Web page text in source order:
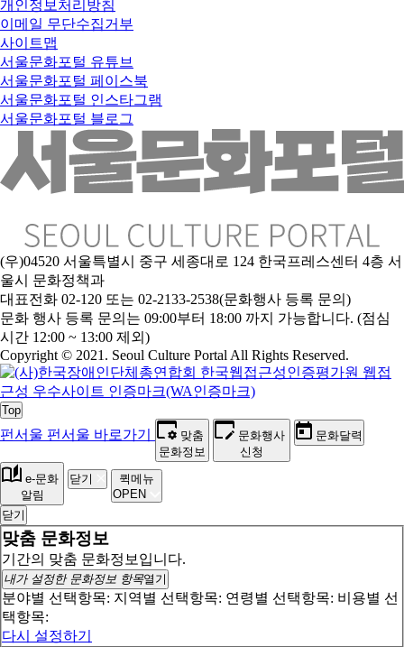
개인정보처리방침
이메일 무단수집거부
사이트맵
서울문화포털 유튜브
서울문화포털 페이스북
서울문화포털 인스타그램
서울문화포털 블로그
(우)04520 서울특별시 중구 세종대로 124 한국프레스센터 4층 서
울시 문화정책과
대표전화 02-120 또는 02-2133-2538(문화행사 등록 문의)
문화 행사 등록 문의는 09:00부터 18:00 까지 가능합니다. (점심
시간 12:00 ~ 13:00 제외)
Copyright © 2021. Seoul Culture Portal All Rights Reserved.
Top
펀서울 펀서울 바로가기
맞춤
문화정보
문화행사
신청
문화달력
e-문화
알림
닫기
퀵메뉴
OPEN
닫기
맞춤 문화정보
기간의 맞춤 문화정보입니다.
내가 설정한 문화정보 항목열기
분야별 선택항목: 지역별 선택항목: 연령별 선택항목: 비용별 선
택항목:
다시 설정하기